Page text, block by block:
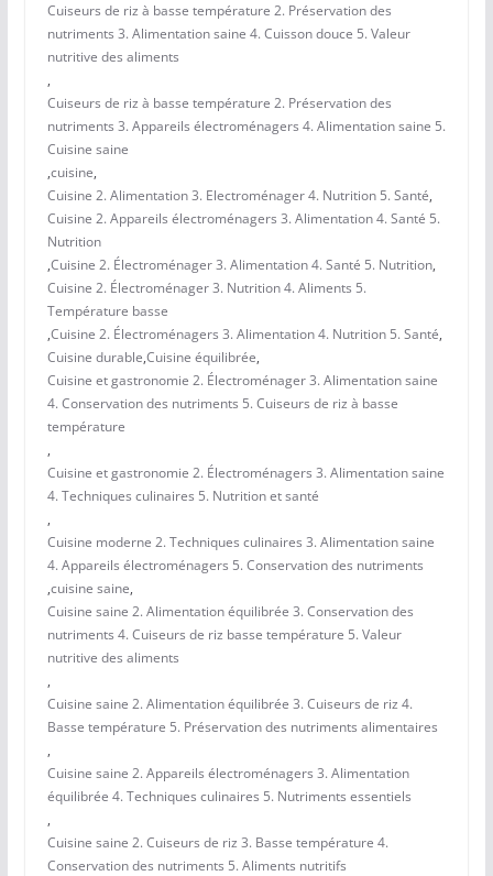
Cuiseurs de riz à basse température 2. Préservation des
nutriments 3. Alimentation saine 4. Cuisson douce 5. Valeur
nutritive des aliments
,
Cuiseurs de riz à basse température 2. Préservation des
nutriments 3. Appareils électroménagers 4. Alimentation saine 5.
Cuisine saine
,cuisine,
Cuisine 2. Alimentation 3. Electroménager 4. Nutrition 5. Santé,
Cuisine 2. Appareils électroménagers 3. Alimentation 4. Santé 5.
Nutrition
,Cuisine 2. Électroménager 3. Alimentation 4. Santé 5. Nutrition,
Cuisine 2. Électroménager 3. Nutrition 4. Aliments 5.
Température basse
,Cuisine 2. Électroménagers 3. Alimentation 4. Nutrition 5. Santé,
Cuisine durable,Cuisine équilibrée,
Cuisine et gastronomie 2. Électroménager 3. Alimentation saine
4. Conservation des nutriments 5. Cuiseurs de riz à basse
température
,
Cuisine et gastronomie 2. Électroménagers 3. Alimentation saine
4. Techniques culinaires 5. Nutrition et santé
,
Cuisine moderne 2. Techniques culinaires 3. Alimentation saine
4. Appareils électroménagers 5. Conservation des nutriments
,cuisine saine,
Cuisine saine 2. Alimentation équilibrée 3. Conservation des
nutriments 4. Cuiseurs de riz basse température 5. Valeur
nutritive des aliments
,
Cuisine saine 2. Alimentation équilibrée 3. Cuiseurs de riz 4.
Basse température 5. Préservation des nutriments alimentaires
,
Cuisine saine 2. Appareils électroménagers 3. Alimentation
équilibrée 4. Techniques culinaires 5. Nutriments essentiels
,
Cuisine saine 2. Cuiseurs de riz 3. Basse température 4.
Conservation des nutriments 5. Aliments nutritifs